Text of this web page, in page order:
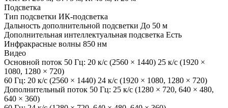
Подсветка
Тип подсветки ИК-подсветка
Дальность дополнительной подсветки До 50 м
Дополнительная интеллектуальная подсветка Есть
Инфракрасные волны 850 нм
Видео
Основной поток 50 Гц: 20 к/с (2560 × 1440) 25 к/с (1920 ×
1080, 1280 × 720)
60 Гц: 20 к/с (2560 × 1440) 24 к/с (1920 × 1080, 1280 × 720)
Дополнительный поток 50 Гц: 25 к/с (1280 × 720, 640 × 480,
640 × 360)